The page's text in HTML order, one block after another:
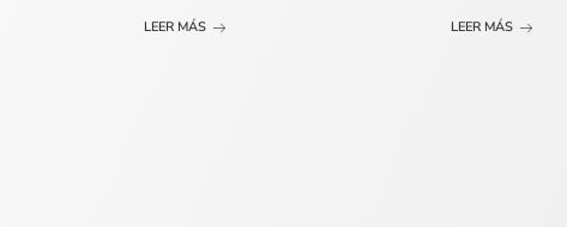
LEER MÁS LEER MÁS